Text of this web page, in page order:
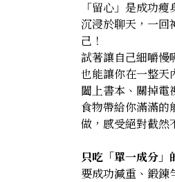
「留心」是成功
沉浸於聊天，一回
己！
試著讓自己細嚼慢
也能讓你在一整天
闔上書本、關掉電
食物帶給你滿滿的
做，感受絕對截然
只吃「單一成分」
要成功減重、鍛鍊